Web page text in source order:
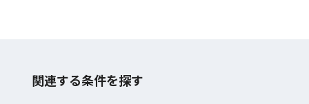
関連する条件を探す